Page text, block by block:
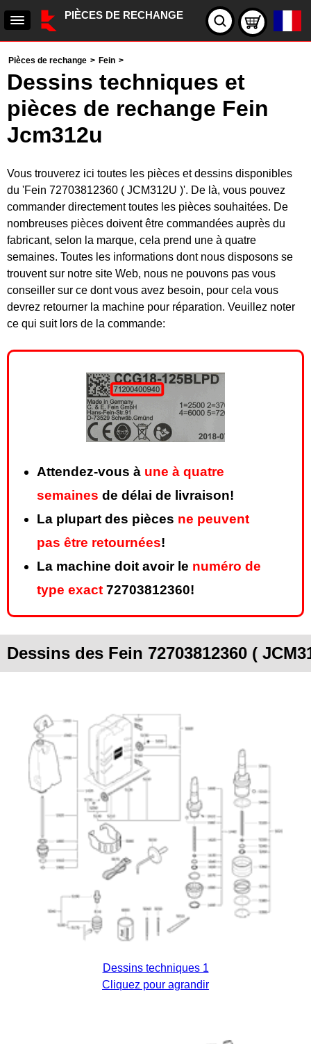
PIÈCES DE RECHANGE
Pièces de rechange > Fein >
Dessins techniques et
pièces de rechange Fein
Jcm312u
Vous trouverez ici toutes les pièces et dessins disponibles
du 'Fein 72703812360 ( JCM312U )'. De là, vous pouvez
commander directement toutes les pièces souhaitées. De
nombreuses pièces doivent être commandées auprès du
fabricant, selon la marque, cela prend une à quatre
semaines. Toutes les informations dont nous disposons se
trouvent sur notre site Web, nous ne pouvons pas vous
conseiller sur ce dont vous avez besoin, pour cela vous
devrez retourner la machine pour réparation. Veuillez noter
ce qui suit lors de la commande:
Attendez-vous à une à quatre
semaines de délai de livraison!
La plupart des pièces ne peuvent
pas être retournées!
La machine doit avoir le numéro de
type exact 72703812360!
Dessins des Fein 72703812360 (
Dessins techniques 1
Cliquez pour agrandir